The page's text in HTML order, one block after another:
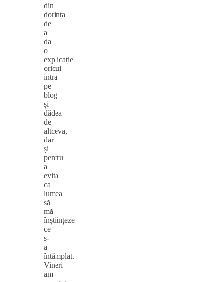
din
dorința
de
a
da
o
explicație
oricui
intra
pe
blog
și
dădea
de
altceva,
dar
și
pentru
a
evita
ca
lumea
să
mă
înștiințeze
ce
s-
a
întâmplat.
Vineri
am